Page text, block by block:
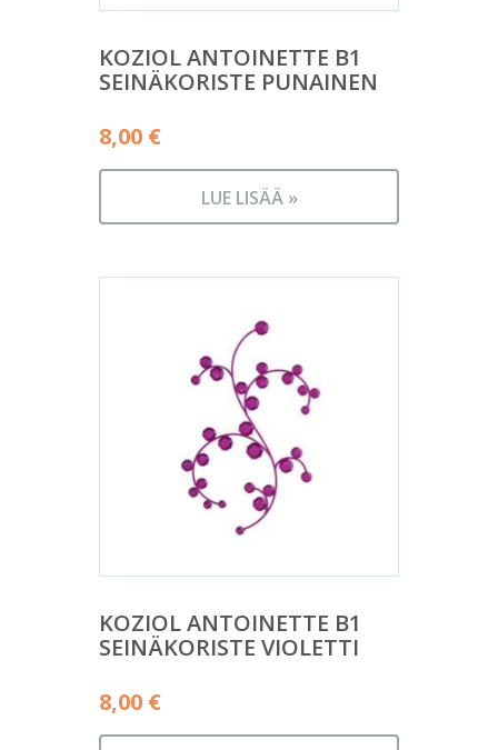
KOZIOL ANTOINETTE B1
SEINÄKORISTE PUNAINEN
8,00 €
LUE LISÄÄ »
KOZIOL ANTOINETTE B1
SEINÄKORISTE VIOLETTI
8,00 €